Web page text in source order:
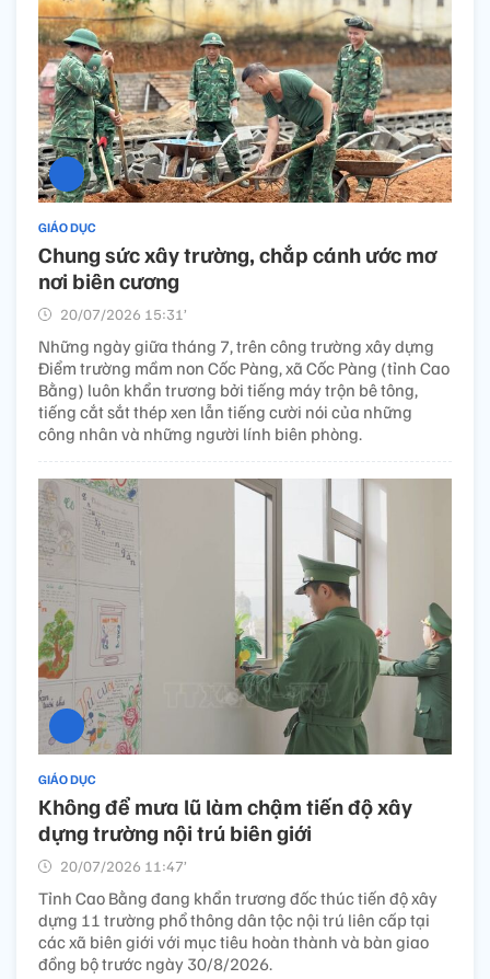
GIÁO DỤC
Chung sức xây trường, chắp cánh ước mơ
nơi biên cương
20/07/2026 15:31’
Những ngày giữa tháng 7, trên công trường xây dựng
Điểm trường mầm non Cốc Pàng, xã Cốc Pàng (tỉnh Cao
Bằng) luôn khẩn trương bởi tiếng máy trộn bê tông,
tiếng cắt sắt thép xen lẫn tiếng cười nói của những
công nhân và những người lính biên phòng.
GIÁO DỤC
Không để mưa lũ làm chậm tiến độ xây
dựng trường nội trú biên giới
20/07/2026 11:47’
Tỉnh Cao Bằng đang khẩn trương đốc thúc tiến độ xây
dựng 11 trường phổ thông dân tộc nội trú liên cấp tại
các xã biên giới với mục tiêu hoàn thành và bàn giao
đồng bộ trước ngày 30/8/2026.